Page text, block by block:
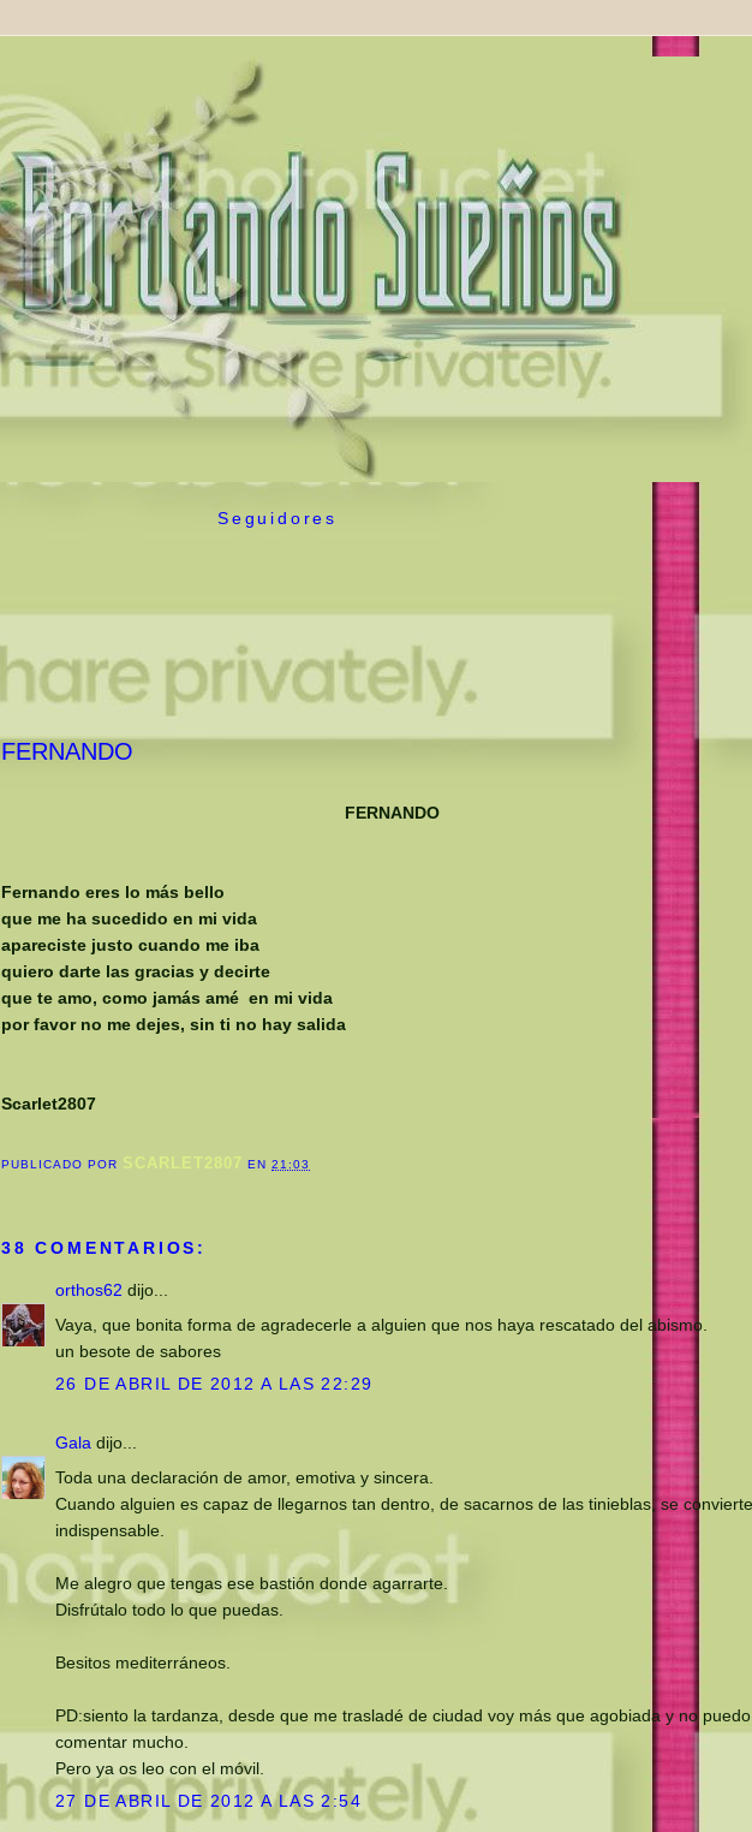
Seguidores
FERNANDO
FERNANDO
Fernando eres lo más bello
que me ha sucedido en mi vida
apareciste justo cuando me iba
quiero darte las gracias y decirte
que te amo, como jamás amé en mi vida
por favor no me dejes, sin ti no hay salida
Scarlet2807
PUBLICADO POR SCARLET2807 EN 21:03
38 COMENTARIOS:
orthos62 dijo...
Vaya, que bonita forma de agradecerle a alguien que nos haya rescatado del abismo.
un besote de sabores
26 DE ABRIL DE 2012 A LAS 22:29
Gala dijo...
Toda una declaración de amor, emotiva y sincera.
Cuando alguien es capaz de llegarnos tan dentro, de sacarnos de las tinieblas, se
indispensable.
Me alegro que tengas ese bastión donde agarrarte.
Disfrútalo todo lo que puedas.
Besitos mediterráneos.
PD:siento la tardanza, desde que me trasladé de ciudad voy más que agobiada y no puedo
comentar mucho.
Pero ya os leo con el móvil.
27 DE ABRIL DE 2012 A LAS 2:54